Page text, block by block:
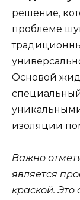
решение,
проблеме
Основой
специальный
изоляции
Важно
является
краской.